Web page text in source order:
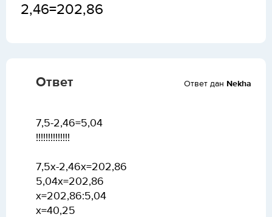
2,46=202,86
Ответ Ответ дан Nekha
7,5-2,46=5,04
!!!!!!!!!!!!!!
7,5x-2,46x=202,86
5,04х=202,86
х=202,86:5,04
х=40,25